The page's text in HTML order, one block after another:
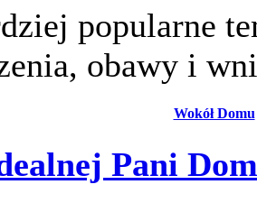
popularne
obawy i
Wokół Domu
Pani